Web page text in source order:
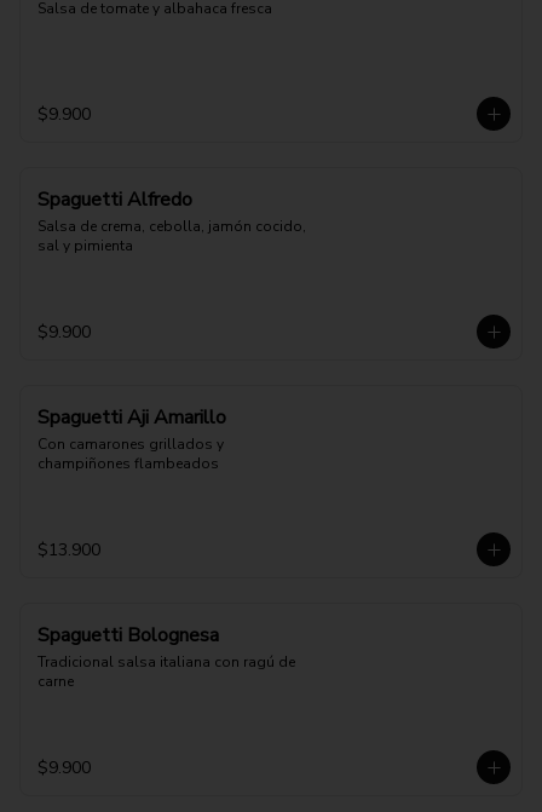
Salsa de tomate y albahaca fresca
$9.900
Spaguetti Alfredo
Salsa de crema, cebolla, jamón cocido,
sal y pimienta
$9.900
Spaguetti Aji Amarillo
Con camarones grillados y
champiñones flambeados
$13.900
Spaguetti Bolognesa
Tradicional salsa italiana con ragú de
carne
$9.900